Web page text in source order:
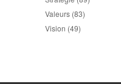
Valeurs (83)
Vision (49)